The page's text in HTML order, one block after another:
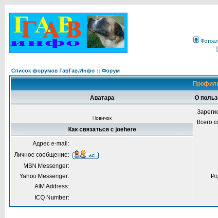
Список форумов ГавГав.Инфо :: Форум
Аватара О
Новичок
Всего
Как связаться с joehere
Адрес e-mail:
Личное сообщение:
MSN Messenger:
Yahoo Messenger:
AIM Address:
ICQ Number: